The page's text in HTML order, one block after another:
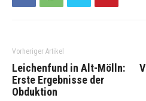
Vorheriger Artikel
Leichenfund in Alt-Mölln:
Erste Ergebnisse der
Obduktion